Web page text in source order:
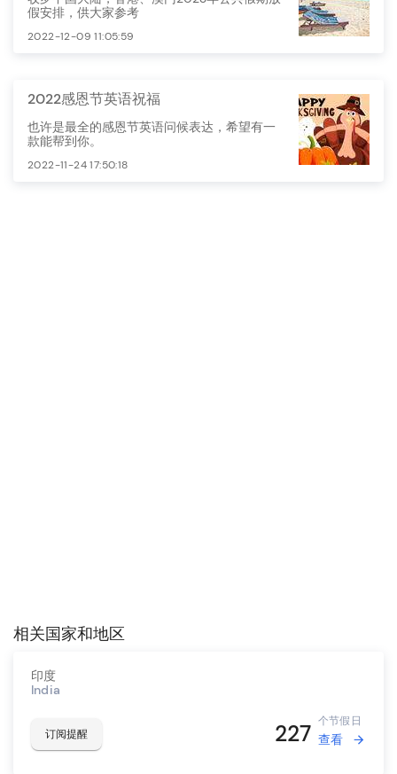
假安排，供大家参考
2022-12-09 11:05:59
2022感恩节英语祝福
也许是最全的感恩节英语问候表达，希望有一
款能帮到你。
2022-11-24 17:50:18
相关国家和地区
印度
India
订阅提醒 227 个节假日
查看